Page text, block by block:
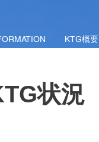
KTG概要
状況